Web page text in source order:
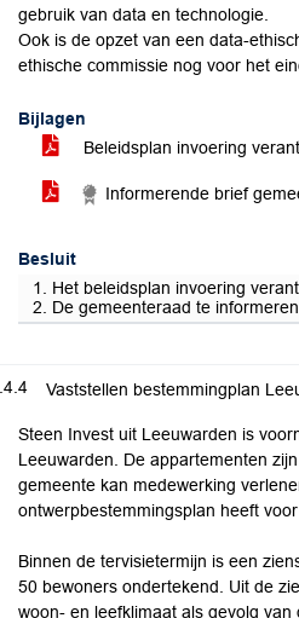
gebruik van data en technologie.
Ook is de opzet van een data-
ethische commissie nog voor het
Bijlagen
Beleidsplan invoering
Informerende brief
Besluit
1. Het beleidsplan invoering
2. De gemeenteraad te
Vaststellen bestemmingplan
Steen Invest uit Leeuwarden is
Leeuwarden. De appartementen
gemeente kan medewerking
ontwerpbestemmingsplan heeft
Binnen de tervisietermijn is een
50 bewoners ondertekend. Uit de
woon- en leefklimaat als gevolg